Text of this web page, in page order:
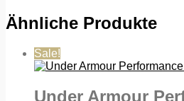
Ähnliche Produkte
Sale!
Under Armour